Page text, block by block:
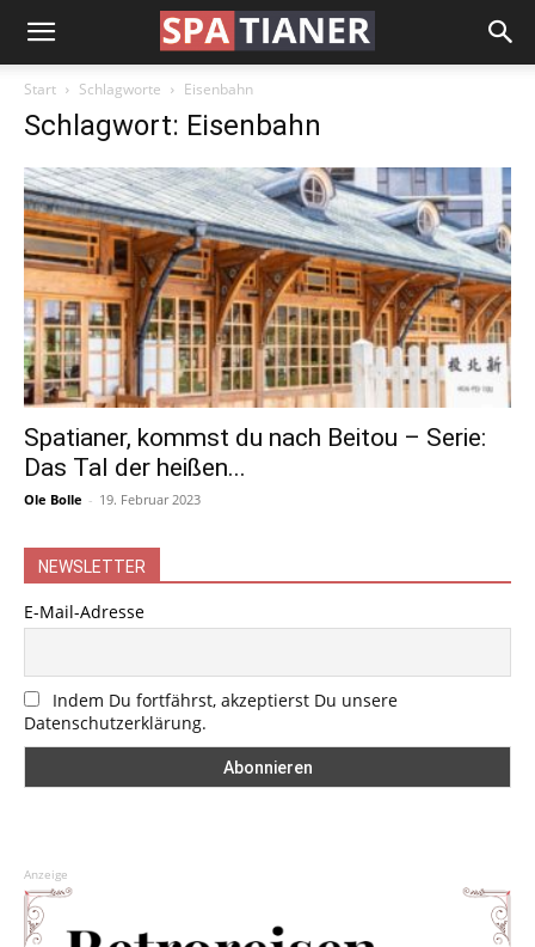
Start Schlagworte Eisenbahn
Schlagwort: Eisenbahn
Spatianer, kommst du nach Beitou – Serie:
Das Tal der heißen...
Ole Bolle - 19. Februar 2023
NEWSLETTER
E-Mail-Adresse
Indem Du fortfährst, akzeptierst Du unsere
Datenschutzerklärung.
Anzeige